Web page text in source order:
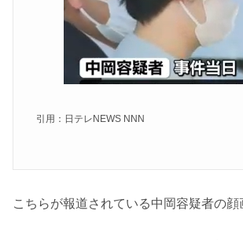
引用：日テレNEWS NNN
こちらが報道されている中岡容疑者の顔